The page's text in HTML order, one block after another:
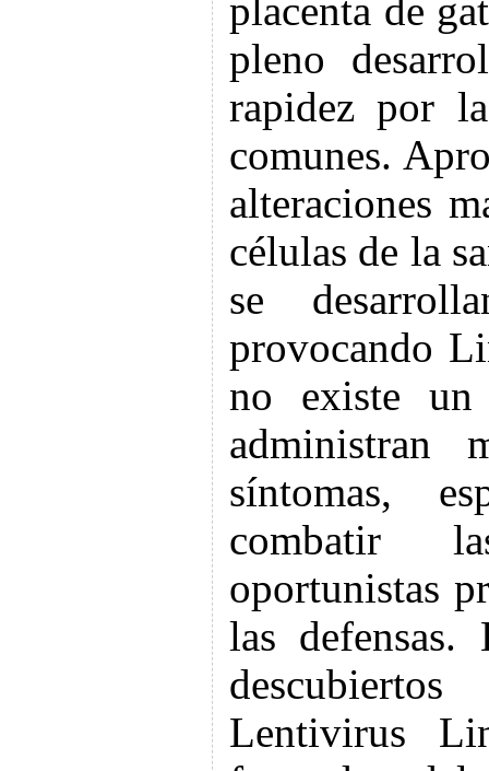
placenta de
pleno
rapidez por
comunes.
alteraciones
células de la
se
provocando
no existe un
administran
síntomas,
combatir
oportunistas
las
Lentivirus